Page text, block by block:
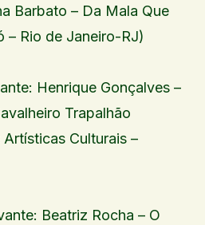
Barbato – Da Mala Que
– Rio de Janeiro-RJ)
Henrique Gonçalves –
Trapalhão
Culturais –
Beatriz Rocha – O